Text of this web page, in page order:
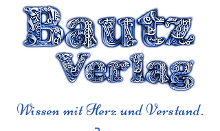
Wissen mit Herz und Verstand.